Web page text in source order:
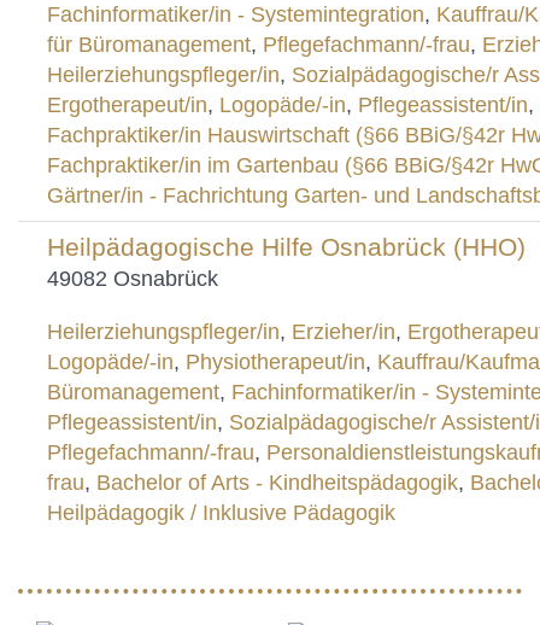
Fachinformatiker/in - Systemintegration, Kauffrau/
für Büromanagement, Pflegefachmann/-frau,
Heilerziehungspfleger/in, Sozialpädagogische/r
Ergotherapeut/in, Logopäde/-in, Pflegeassistent/in,
Fachpraktiker/in Hauswirtschaft (§66 BBiG/§42r
Fachpraktiker/in im Gartenbau (§66 BBiG/§42r
Gärtner/in - Fachrichtung Garten- und
Heilpädagogische Hilfe Osnabrück (HHO)
49082 Osnabrück
Heilerziehungspfleger/in, Erzieher/in,
Logopäde/-in, Physiotherapeut/in, Kauffrau/
Büromanagement, Fachinformatiker/in -
Pflegeassistent/in, Sozialpädagogische/r Assistent/
Pflegefachmann/-frau,
frau, Bachelor of Arts - Kindheitspädagogik,
Heilpädagogik / Inklusive Pädagogik